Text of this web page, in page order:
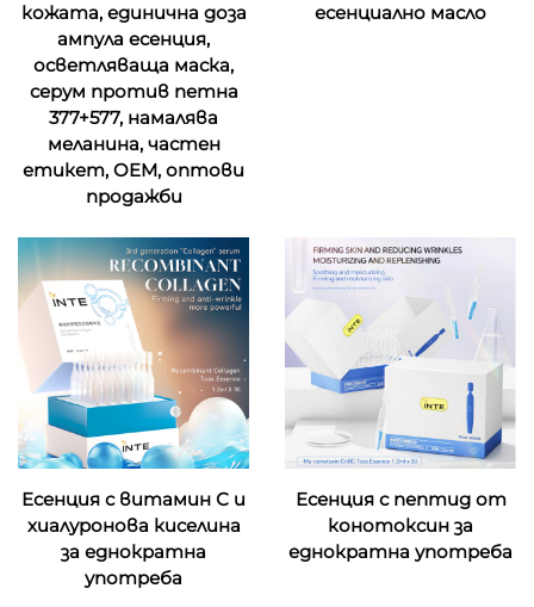
кожата, единична доза
ампула есенция,
осветляваща маска,
серум против петна
377+577, намалява
меланина, частен
етикет, OEM, оптови
продажби
есенциално масло
Есенция с витамин С и
хиалуронова киселина
за еднократна
употреба
Есенция с пептид от
конотоксин за
еднократна употреба